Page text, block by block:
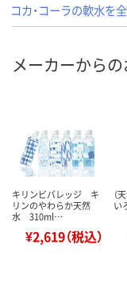
コカ・コーラの軟水を
メーカーから
キリンビバレッジ キ
リンのやわらか天然
水 310ml…
¥2,619（税込）
（
い